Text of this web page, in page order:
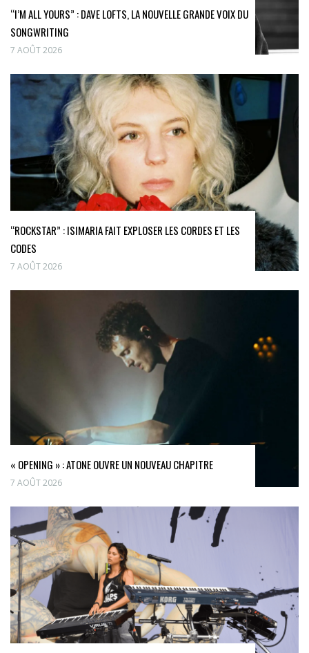
“I’M ALL YOURS” : DAVE LOFTS, LA NOUVELLE GRANDE VOIX DU
SONGWRITING
7 AOÛT 2026
“ROCKSTAR” : ISIMARIA FAIT EXPLOSER LES CORDES ET LES
CODES
7 AOÛT 2026
« OPENING » : ATONE OUVRE UN NOUVEAU CHAPITRE
7 AOÛT 2026